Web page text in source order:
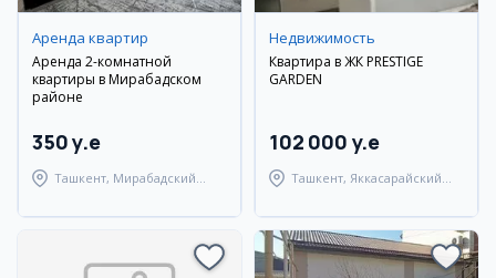
Аренда квартир
Аренда 2-комнатной
квартиры в Мирабадском
районе
350 y.e
Ташкент, Мирабадский
Недвижимость
Квартира в ЖК PRESTIGE
GARDEN
102 000 y.e
Ташкент, Яккасарайский